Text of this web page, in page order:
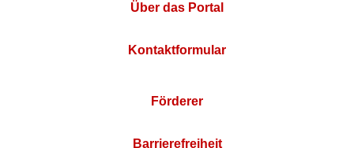
Über das Portal
Kontaktformular
Förderer
Barrierefreiheit